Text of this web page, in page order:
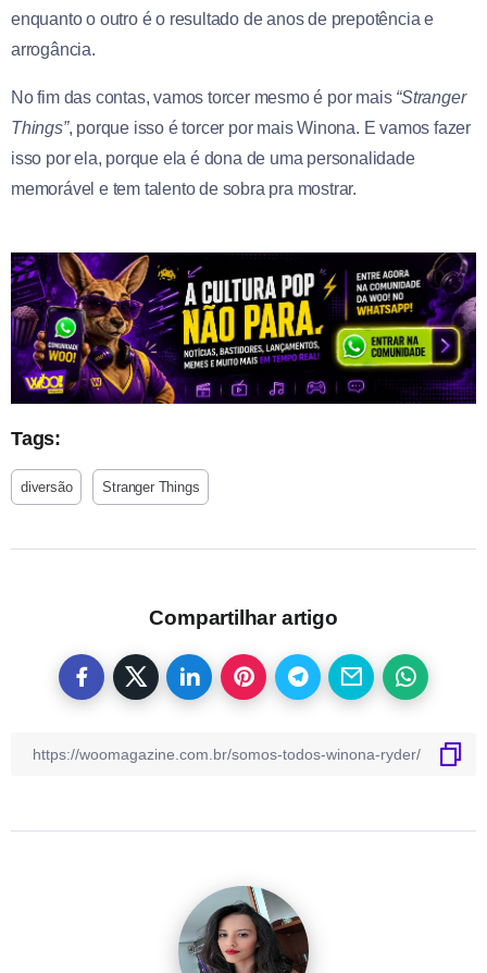
enquanto o outro é o resultado de anos de prepotência e
arrogância.
No fim das contas, vamos torcer mesmo é por mais “Stranger
Things”, porque isso é torcer por mais Winona. E vamos fazer
isso por ela, porque ela é dona de uma personalidade
memorável e tem talento de sobra pra mostrar.
Tags:
diversão Stranger Things
Compartilhar artigo